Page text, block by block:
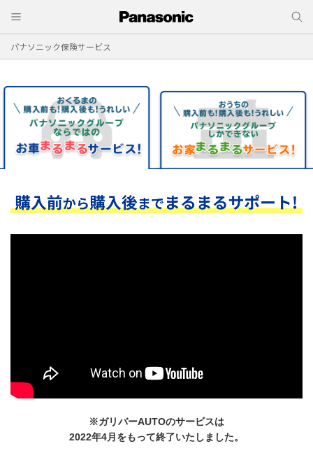
パナソニック保険サービス
※ガリバーAUTOのサービスは
2022年4月をもって終了いたしました。